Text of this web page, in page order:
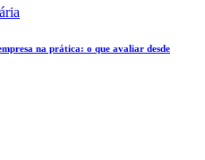
na prática: o que avaliar desde